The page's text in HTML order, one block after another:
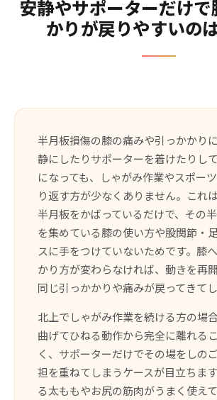
安静やサポーターだけ
かりが戻りやすいの
半月板損傷の膝の痛みや引っかかり
静にしたりサポーターを着けたりし
になっても、しゃがみ作業やスポー
り返す方が少なくありません。これ
半月板をかばっているだけで、その
を集めている膝の使い方や股関節・
スに手をつけていないためです。膝
かり方が変わらなければ、動きを再
同じ引っかかりや痛みが戻ってきてし
北上でしゃがみ作業を続ける方の場
曲げてひねる動作から完全に離れる
く、サポーターだけでその場をしの
担を重ねてしまうケースが目立ちま
る太ももやお尻の筋肉がうまく使えて